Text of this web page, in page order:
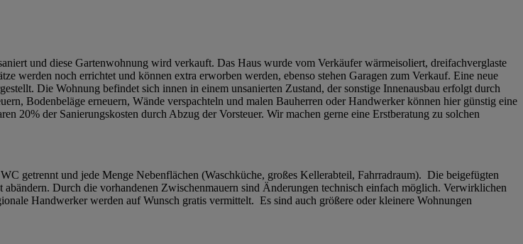
und diese Gartenwohnung wird verkauft. Das Haus wurde vom Verkäufer wärmeisoliert, dreifachverglaste
werden noch errichtet und können extra erworben werden, ebenso stehen Garagen zum Verkauf. Eine neue
Die Wohnung befindet sich innen in einem unsanierten Zustand, der sonstige Innenausbau erfolgt durch
Bodenbeläge erneuern, Wände verspachteln und malen Bauherren oder Handwerker können hier günstig eine
20% der Sanierungskosten durch Abzug der Vorsteuer. Wir machen gerne eine Erstberatung zu solchen
getrennt und jede Menge Nebenflächen (Waschküche, großes Kellerabteil, Fahrradraum). Die beigefügten
Durch die vorhandenen Zwischenmauern sind Änderungen technisch einfach möglich. Verwirklichen
Handwerker werden auf Wunsch gratis vermittelt. Es sind auch größere oder kleinere Wohnungen